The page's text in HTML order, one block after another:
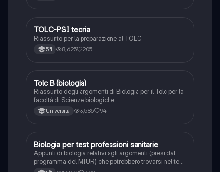
Scienze
TOLC-PSI teoria
Riassunto per la preparazione al TOLC
5ªl 8,625 205
Scienze
Tolc B (biologia)
Riassunto degli argomenti di Biologia per il Tolc per la
facoltà di Scienze biologiche
Università 3,585 94
Scienze
Biologia per test professioni sanitarie
Appunti di biologia relativi agli argomenti (presi dal
programma del MIUR) che potrebbero trovarsi nel test
di professioni sanitarie. Appunti realizzati